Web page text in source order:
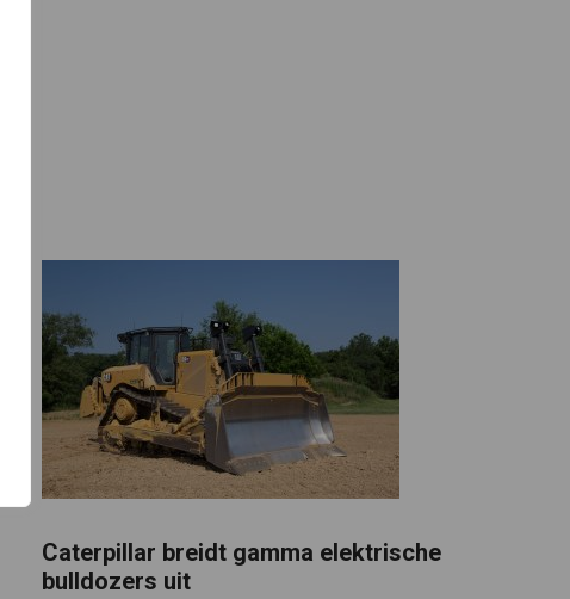
Caterpillar breidt gamma elektrische
bulldozers uit